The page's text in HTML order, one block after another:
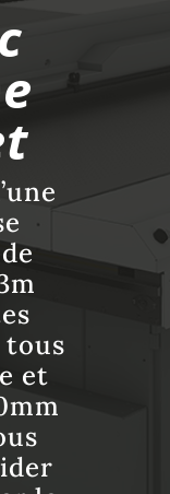
tous
et